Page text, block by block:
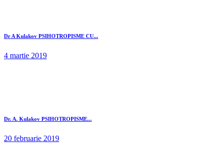
Dr A Kulakov PSIHOTROPISME CU...
4 martie 2019
Dr. A. Kulakov PSIHOTROPISME...
20 februarie 2019